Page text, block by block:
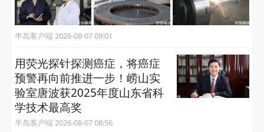
目睹矿工艰难处境，死磕40余年攻克材料难
题！海大教授崔洪芝获2025年度山东省科学技
术最高奖